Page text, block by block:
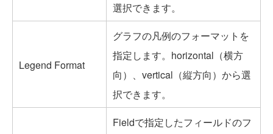
選択できます。
Legend Format
グラフの凡例のフォーマットを
指定します。horizontal（横方
向）、vertical（縦方向）から選
択できます。
Fieldで指定したフィールドのフ